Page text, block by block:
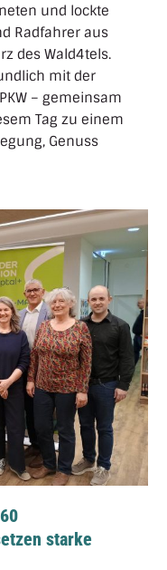
und lockte
Radfahrer aus
des Wald4tels.
mit der
– gemeinsam
Tag zu einem
Genuss
starke